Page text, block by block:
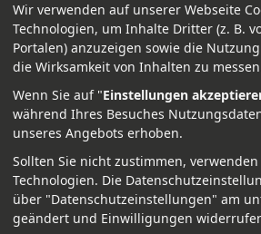
Impressum
Datenschutz
Anmelden
Wir verwenden auf unserer Webseite
Technologien, um Inhalte Dritter (z. B.
Portalen) anzuzeigen sowie die
die Wirksamkeit von Inhalten zu
Wenn Sie auf "Einstellungen
während Ihres Besuches
unseres Angebots erhoben.
Sollten Sie nicht zustimmen,
Technologien. Die
über "Datenschutzeinstellungen" am
geändert und Einwilligungen